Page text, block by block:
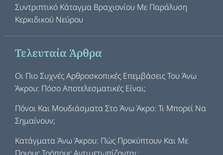
Συντριπτικό Κάταγμα Βραχιονίου Με Παράλυση
Κερκιδικού Νεύρου
Τελευταία Άρθρα
Οι Πιο Συχνές Αρθροσκοπικές Επεμβάσεις Του Άνω
Άκρου: Πόσο Αποτελεσματικές Είναι;
Πόνοι Και Μουδιάσματα Στο Άνω Άκρο: Τι Μπορεί Να
Σημαίνουν;
Κατάγματα Άνω Άκρου: Πώς Προκύπτουν Και Με